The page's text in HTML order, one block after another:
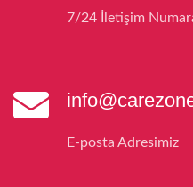
7/24 İletişim
E-posta Adresimiz